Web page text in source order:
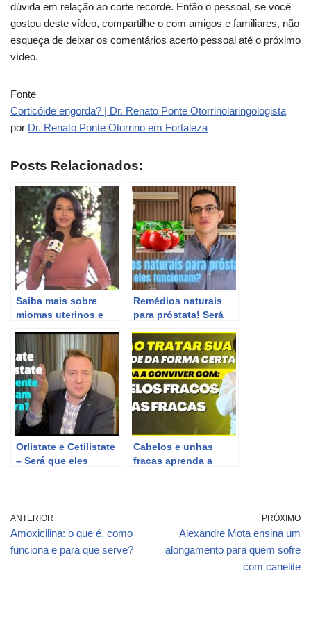
dúvida em relação ao corte recorde. Então o pessoal, se você
gostou deste vídeo, compartilhe o com amigos e familiares, não
esqueça de deixar os comentários acerto pessoal até o próximo
vídeo.
Fonte
Corticóide engorda? | Dr. Renato Ponte Otorrinolaringologista
por Dr. Renato Ponte Otorrino em Fortaleza
Posts Relacionados:
Saiba mais sobre
miomas uterinos e
Remédios naturais
para próstata! Será
Orlistate e Cetilistate
– Será que eles
Cabelos e unhas
fracas aprenda a
ANTERIOR
Amoxicilina: o que é, como
funciona e para que serve?
PRÓXIMO
Alexandre Mota ensina um
alongamento para quem sofre
com canelite